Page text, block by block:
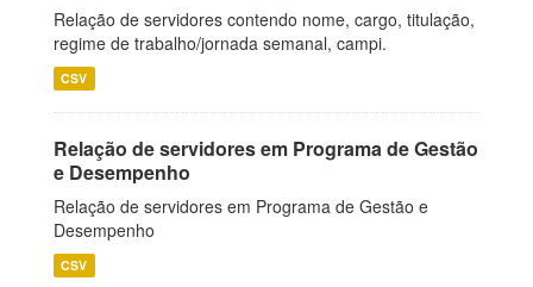
Relação de servidores contendo nome, cargo, titulação,
regime de trabalho/jornada semanal, campi.
CSV
Relação de servidores em Programa de Gestão
e Desempenho
Relação de servidores em Programa de Gestão e
Desempenho
CSV